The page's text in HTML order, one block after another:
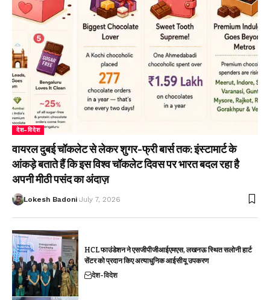
देश-विदेश
वायरल दुबई चॉकलेट से लेकर शुगर-फ्री बार्स तक: इंस्टामार्ट के
आंकड़े बताते हैं कि इस विश्व चॉकलेट दिवस पर भारत बदल रहा है
अपनी मीठी पसंद का अंदाज़
Lokesh Badoni July 7, 2026
HCL फाउंडेशन ने एसजीपीजीआईएमएस, लखनऊ स्थित सलोनी हार्ट
सेंटर को प्रदान किए अत्याधुनिक आईसीयू उपकरण
देश-विदेश